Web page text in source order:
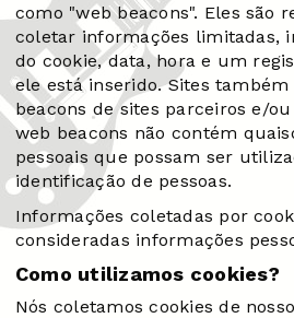
como "web beacons". Eles são
coletar informações limitadas,
do cookie, data, hora e um
ele está inserido. Sites
beacons de sites parceiros e/
web beacons não contém
pessoais que possam ser
identificação de pessoas.
Informações coletadas por
consideradas informações
Como utilizamos cookies?
Nós coletamos cookies de